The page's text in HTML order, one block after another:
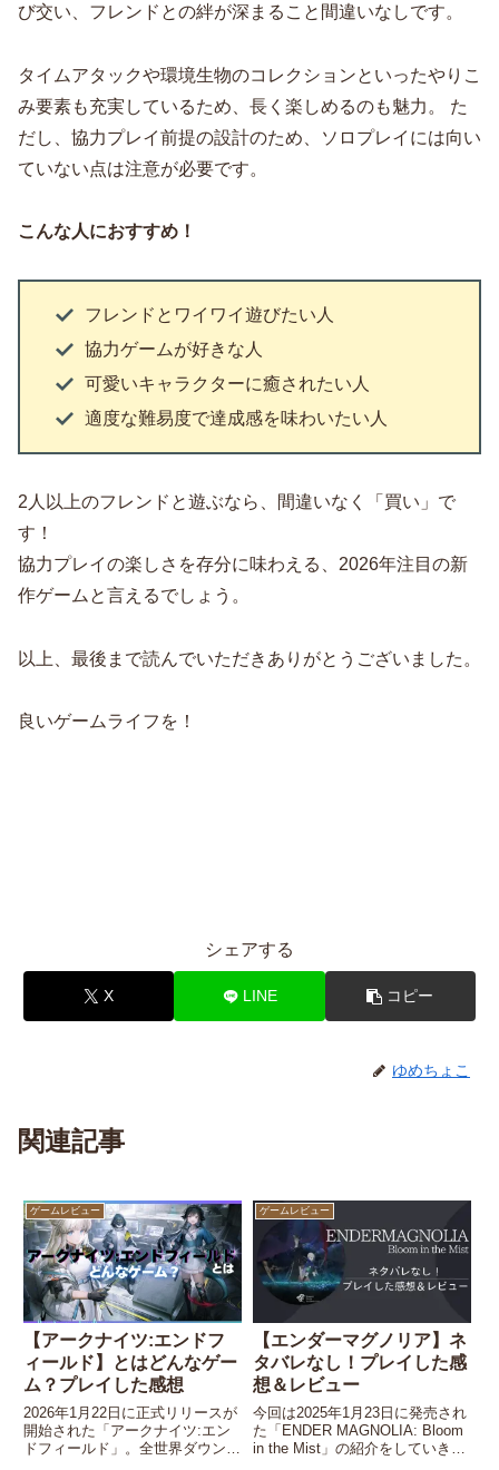
び交い、フレンドとの絆が深まること間違いなしです。
タイムアタックや環境生物のコレクションといったやりこ
み要素も充実しているため、長く楽しめるのも魅力。 た
だし、協力プレイ前提の設計のため、ソロプレイには向い
ていない点は注意が必要です。
こんな人におすすめ！
フレンドとワイワイ遊びたい人
協力ゲームが好きな人
可愛いキャラクターに癒されたい人
適度な難易度で達成感を味わいたい人
2人以上のフレンドと遊ぶなら、間違いなく「買い」で
す！
協力プレイの楽しさを存分に味わえる、2026年注目の新
作ゲームと言えるでしょう。
以上、最後まで読んでいただきありがとうございました。
良いゲームライフを！
シェアする
X LINE コピー
ゆめちょこ
関連記事
ゲームレビュー
【アークナイツ:エンドフ
ィールド】とはどんなゲー
ム？プレイした感想
2026年1月22日に正式リリースが
開始された「アークナイツ:エン
ドフィールド」。全世界ダウンロ
ゲームレビュー
【エンダーマグノリア】ネ
タバレなし！プレイした感
想＆レビュー
今回は2025年1月23日に発売され
た「ENDER MAGNOLIA: Bloom
in the Mist」の紹介をしていきた